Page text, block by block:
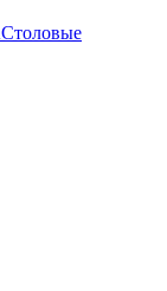
Столовые